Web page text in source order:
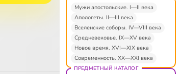
Мужи апостольские. I—II века
Апологеты. II—III века
Вселенские соборы. IV—VIII века
Средневековье. IX—XV века
Новое время. XVI—XIX века
Современность. XX—XXI века
ПРЕДМЕТНЫЙ КАТАЛОГ